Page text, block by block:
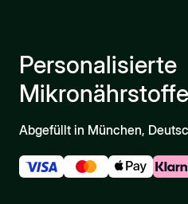
Personalisierte
Abgefüllt in München,